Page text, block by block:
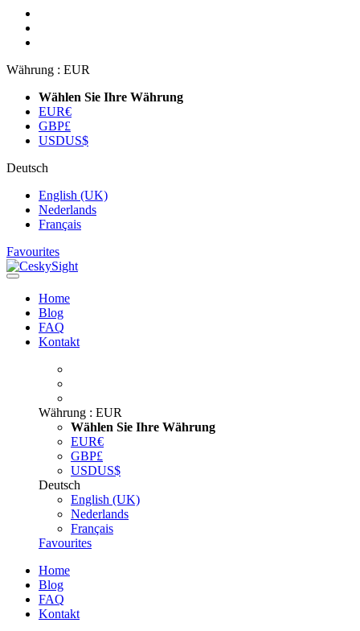
Währung : EUR
Wählen Sie Ihre Währung
EUR€
GBP£
USDUS$
Deutsch
English (UK)
Nederlands
Français
Favourites
Home
Blog
FAQ
Kontakt
Währung : EUR
Wählen Sie Ihre Währung
EUR€
GBP£
USDUS$
Deutsch
English (UK)
Nederlands
Français
Favourites
Home
Blog
FAQ
Kontakt